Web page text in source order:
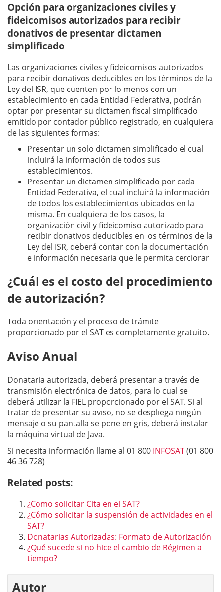
Opción para organizaciones civiles y
fideicomisos autorizados para recibir
donativos de presentar dictamen
simplificado
Las organizaciones civiles y fideicomisos autorizados
para recibir donativos deducibles en los términos de la
Ley del ISR, que cuenten por lo menos con un
establecimiento en cada Entidad Federativa, podrán
optar por presentar su dictamen fiscal simplificado
emitido por contador público registrado, en cualquiera
de las siguientes formas:
Presentar un solo dictamen simplificado el cual
incluirá la información de todos sus
establecimientos.
Presentar un dictamen simplificado por cada
Entidad Federativa, el cual incluirá la información
de todos los establecimientos ubicados en la
misma. En cualquiera de los casos, la
organización civil y fideicomiso autorizado para
recibir donativos deducibles en los términos de la
Ley del ISR, deberá contar con la documentación
e información necesaria que le permita cerciorar
¿Cuál es el costo del procedimiento
de autorización?
Toda orientación y el proceso de trámite
proporcionado por el SAT es completamente gratuito.
Aviso Anual
Donataria autorizada, deberá presentar a través de
transmisión electrónica de datos, para lo cual se
deberá utilizar la FIEL proporcionado por el SAT. Si al
tratar de presentar su aviso, no se despliega ningún
mensaje o su pantalla se pone en gris, deberá instalar
la máquina virtual de Java.
Si necesita información llame al 01 800 INFOSAT(01 800
46 36 728)
Related posts:
¿Como solicitar Cita en el SAT?
¿Cómo solicitar la suspensión de actividades en el
SAT?
Donatarias Autorizadas: Formato de Autorización
¿Qué sucede si no hice el cambio de Régimen a
tiempo?
Autor